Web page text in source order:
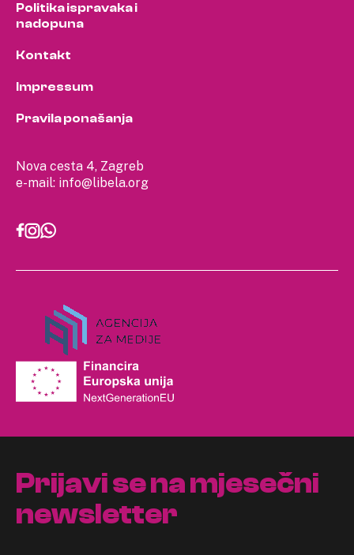
Nova cesta 4, Zagreb
e-mail: info@libela.org
Politika ispravaka i
nadopuna
Kontakt
Impressum
Pravila ponašanja
Prijavi se na mjesečni
newsletter